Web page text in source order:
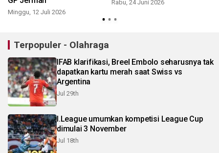
Minggu, 12 Juli 2026
Rabu, 24 Juni 2026
Terpopuler - Olahraga
IFAB klarifikasi, Breel Embolo seharusnya tak
dapatkan kartu merah saat Swiss vs
Argentina
Jul 29th
I.League umumkan kompetisi League Cup
dimulai 3 November
Jul 18th